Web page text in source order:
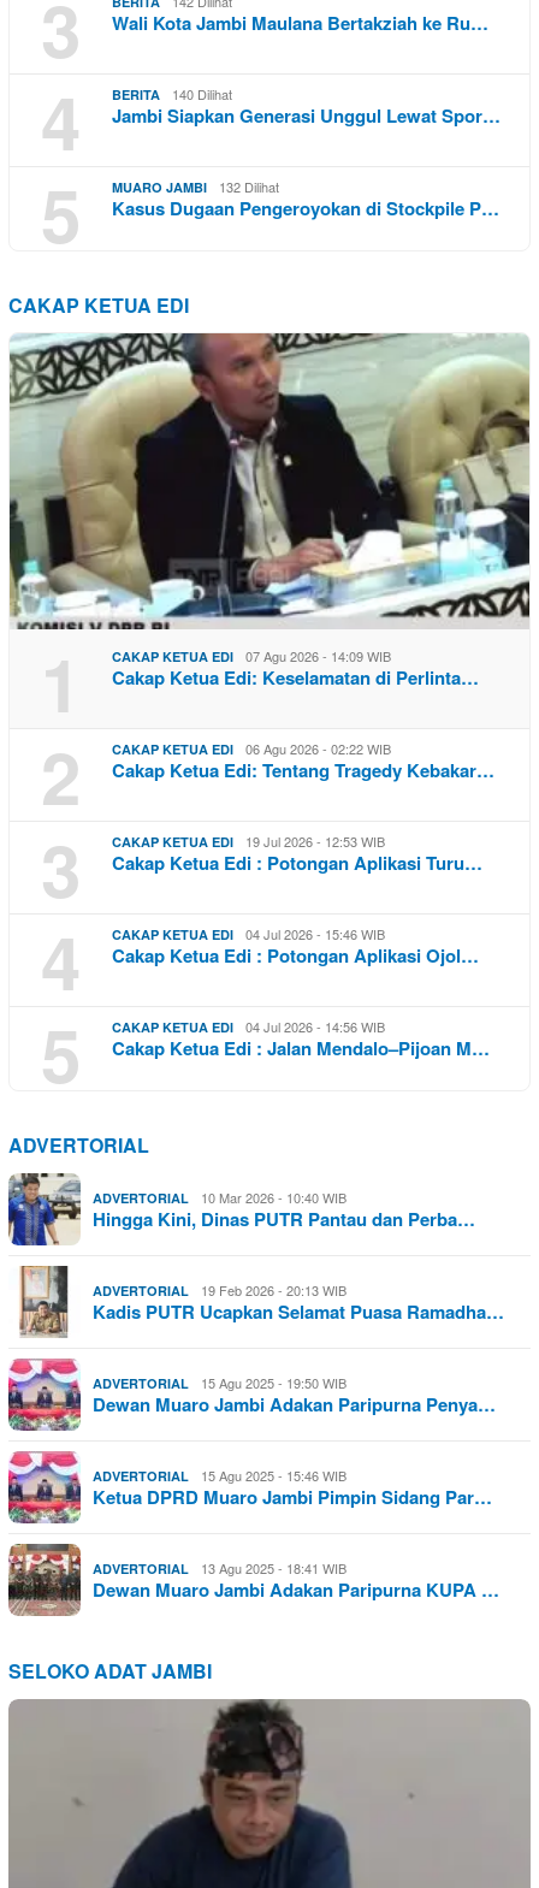
3 Wali Kota Jambi Maulana Bertakziah ke Ru…
4 BERITA 140 Dilihat
Jambi Siapkan Generasi Unggul Lewat Spor…
5 MUARO JAMBI 132 Dilihat
Kasus Dugaan Pengeroyokan di Stockpile P…
CAKAP KETUA EDI
1 CAKAP KETUA EDI 07 Agu 2026 - 14:09 WIB
Cakap Ketua Edi: Keselamatan di Perlinta…
2 CAKAP KETUA EDI 06 Agu 2026 - 02:22 WIB
Cakap Ketua Edi: Tentang Tragedy Kebakar…
3 CAKAP KETUA EDI 19 Jul 2026 - 12:53 WIB
Cakap Ketua Edi : Potongan Aplikasi Turu…
4 CAKAP KETUA EDI 04 Jul 2026 - 15:46 WIB
Cakap Ketua Edi : Potongan Aplikasi Ojol…
5 CAKAP KETUA EDI 04 Jul 2026 - 14:56 WIB
Cakap Ketua Edi : Jalan Mendalo–Pijoan M…
ADVERTORIAL
ADVERTORIAL 10 Mar 2026 - 10:40 WIB
Hingga Kini, Dinas PUTR Pantau dan Perba…
ADVERTORIAL 19 Feb 2026 - 20:13 WIB
Kadis PUTR Ucapkan Selamat Puasa Ramadha…
ADVERTORIAL 15 Agu 2025 - 19:50 WIB
Dewan Muaro Jambi Adakan Paripurna Penya…
ADVERTORIAL 15 Agu 2025 - 15:46 WIB
Ketua DPRD Muaro Jambi Pimpin Sidang Par…
ADVERTORIAL 13 Agu 2025 - 18:41 WIB
Dewan Muaro Jambi Adakan Paripurna KUPA …
SELOKO ADAT JAMBI